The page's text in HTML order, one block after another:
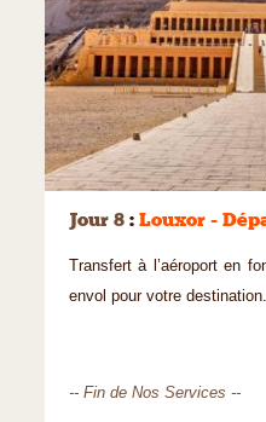
Jour 8 : Louxor -
Transfert à l’aéroport en
envol pour votre destination.
-- Fin de Nos Services --